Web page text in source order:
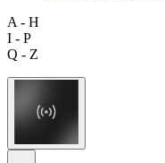
A - H
I - P
Q - Z